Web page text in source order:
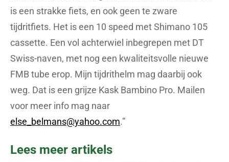
is een strakke fiets, en ook geen te zware
tijdritfiets. Het is een 10 speed met Shimano 105
cassette. Een vol achterwiel inbegrepen met DT
Swiss-naven, met nog een kwaliteitsvolle nieuwe
FMB tube erop. Mijn tijdrithelm mag daarbij ook
weg. Dat is een grijze Kask Bambino Pro. Mailen
voor meer info mag naar
else_belmans@yahoo.com.”
Lees meer artikels